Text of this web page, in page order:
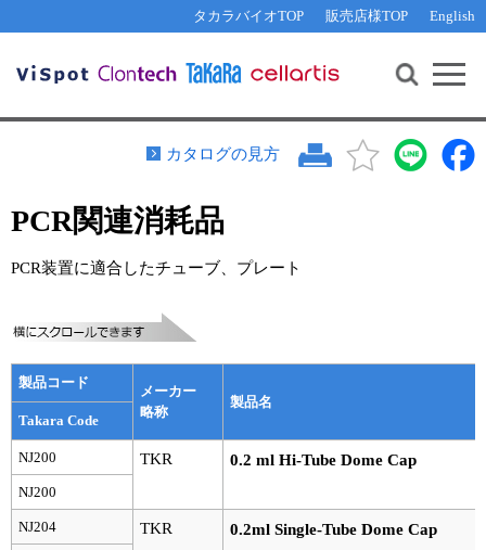
タカラバイオTOP 販売店様TOP English
機能解析・サイレンシング
PCR・等温増幅
リアルタイムPCR（qPCR）
装置・ソフトウェア
テクニカルサポートライン
その他 ライセンスに関するご相談
遺伝子組換え生物該当製品
研究支援ツール
Cut-Site Navigator 制限酵素切断サイトの検索
In-Fusion Cloning プライマー設計
抗体検索サイト
リアルタイムPCR （インターカレーター法）
プライマー検索・注文
リアルタイムPCR （プローブ法）
機器ソフトウェア・ベクター配列ダウンロード
実験ガイド
リアルタイムPCR実験ガイド
お問い合わせ WEB会員登録
カタログの見方
PCR関連消耗品
PCR装置に適合したチューブ、プレート
製品コード
メーカー
略称
製品名
Takara Code
NJ200 TKR 0.2 ml Hi-Tube Dome Cap
NJ200
NJ204 TKR 0.2ml Single-Tube Dome Cap